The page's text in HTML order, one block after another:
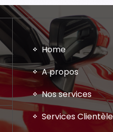
Home
A propos
Nos services
Services Clientèle